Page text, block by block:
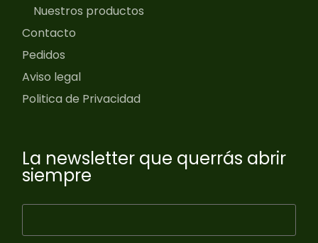
Nuestros productos
Contacto
Pedidos
Aviso legal
Politica de Privacidad
La newsletter que querrás abrir
siempre